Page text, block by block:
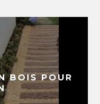
BOIS POUR